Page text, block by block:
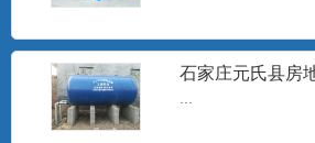
石家庄工泉水处理
流井水除砂器销往
石家庄元氏县房
...